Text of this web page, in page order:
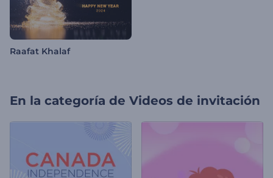
Raafat Khalaf
En la categoría de Videos de invitación